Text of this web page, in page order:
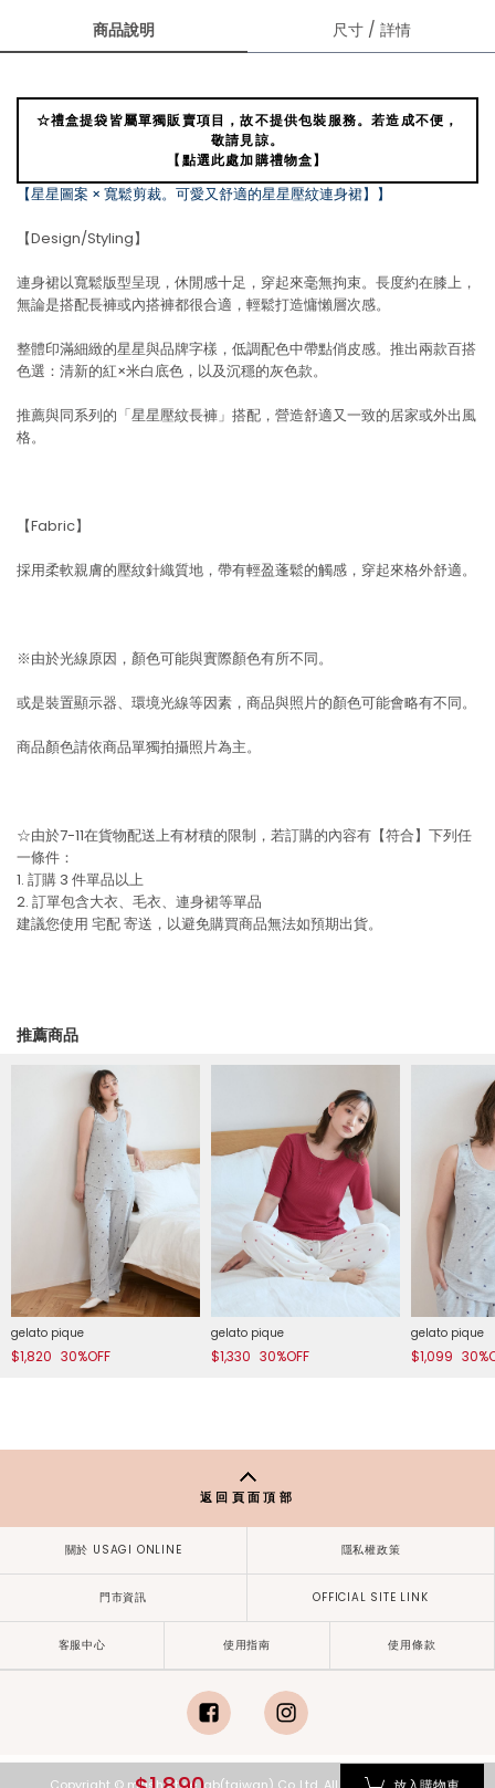
商品說明 尺寸 / 詳情
☆禮盒提袋皆屬單獨販賣項目，故不提供包裝服務。若造成不便，
敬請見諒。
【點選此處加購禮物盒】
【星星圖案 × 寬鬆剪裁。可愛又舒適的星星壓紋連身裙】】
【Design/Styling】
連身裙以寬鬆版型呈現，休閒感十足，穿起來毫無拘束。長度約在膝上，
無論是搭配長褲或內搭褲都很合適，輕鬆打造慵懶層次感。
整體印滿細緻的星星與品牌字樣，低調配色中帶點俏皮感。推出兩款百搭
色選：清新的紅×米白底色，以及沉穩的灰色款。
推薦與同系列的「星星壓紋長褲」搭配，營造舒適又一致的居家或外出風
格。
【Fabric】
採用柔軟親膚的壓紋針織質地，帶有輕盈蓬鬆的觸感，穿起來格外舒適。
※由於光線原因，顏色可能與實際顏色有所不同。
或是裝置顯示器、環境光線等因素，商品與照片的顏色可能會略有不同。
商品顏色請依商品單獨拍攝照片為主。
☆由於7-11在貨物配送上有材積的限制，若訂購的內容有【符合】下列任
一條件：
1. 訂購 3 件單品以上
2. 訂單包含大衣、毛衣、連身裙等單品
建議您使用 宅配寄送，以避免購買商品無法如預期出貨。
推薦商品
gelato pique
$1,820 30%OFF
gelato pique
$1,330 30%OFF
gelato pique
$1,099
返回頁面頂部
關於 USAGI ONLINE 隱私權政策
門市資訊 OFFICIAL SITE LINK
客服中心 使用指南 使用條款